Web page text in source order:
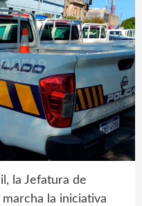
la Jefatura de
la iniciativa